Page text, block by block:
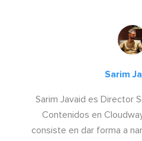
Sarim
Sarim Javaid es Director
Contenidos en
consiste en dar forma a